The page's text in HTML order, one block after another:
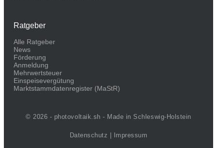
Ratgeber
Alle Ratgeber
News
Förderung
Anmeldung
Mehrwertsteuer
Einspeisevergütung
Marktstammdaten­register (MaStR)
© 2026 - photovoltaik.sh - Made in Schleswig-Holstein
Datenschutz Impressum